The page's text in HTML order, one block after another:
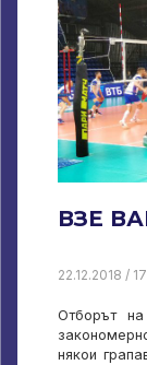
ВЗЕ
22.12.2018 /
Отборът
някои